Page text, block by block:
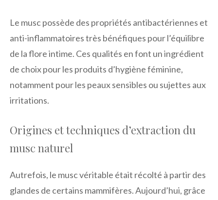
Le musc possède des propriétés antibactériennes et
anti-inflammatoires très bénéfiques pour l’équilibre
de la flore intime. Ces qualités en font un ingrédient
de choix pour les produits d’hygiène féminine,
notamment pour les peaux sensibles ou sujettes aux
irritations.
Origines et techniques d’extraction du
musc naturel
Autrefois, le musc véritable était récolté à partir des
glandes de certains mammifères. Aujourd’hui, grâce